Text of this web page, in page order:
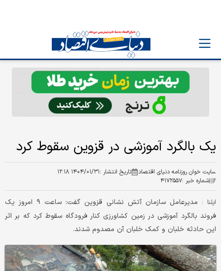
یک بالگرد آموزشی در قزوین سقوط کرد
سایت خوان روزنامه دنیای اقتصاد تاریخ انتشار :۱۴۰۴/۰۱/۳۱ ۱۲:۱۸
شماره خبر :۴۱۷۲۵۵۷
ایلنا :
مدیرعامل سازمان آتش نشانی قزوین گفت: ساعت ۹ امروز یک
فروند بالگرد آموزشی در زمین کشاورزی کنار فرودگاه سقوط کرد که بر اثر
این حادثه خلبان و کمک خلبان آن مصدوم شدند.